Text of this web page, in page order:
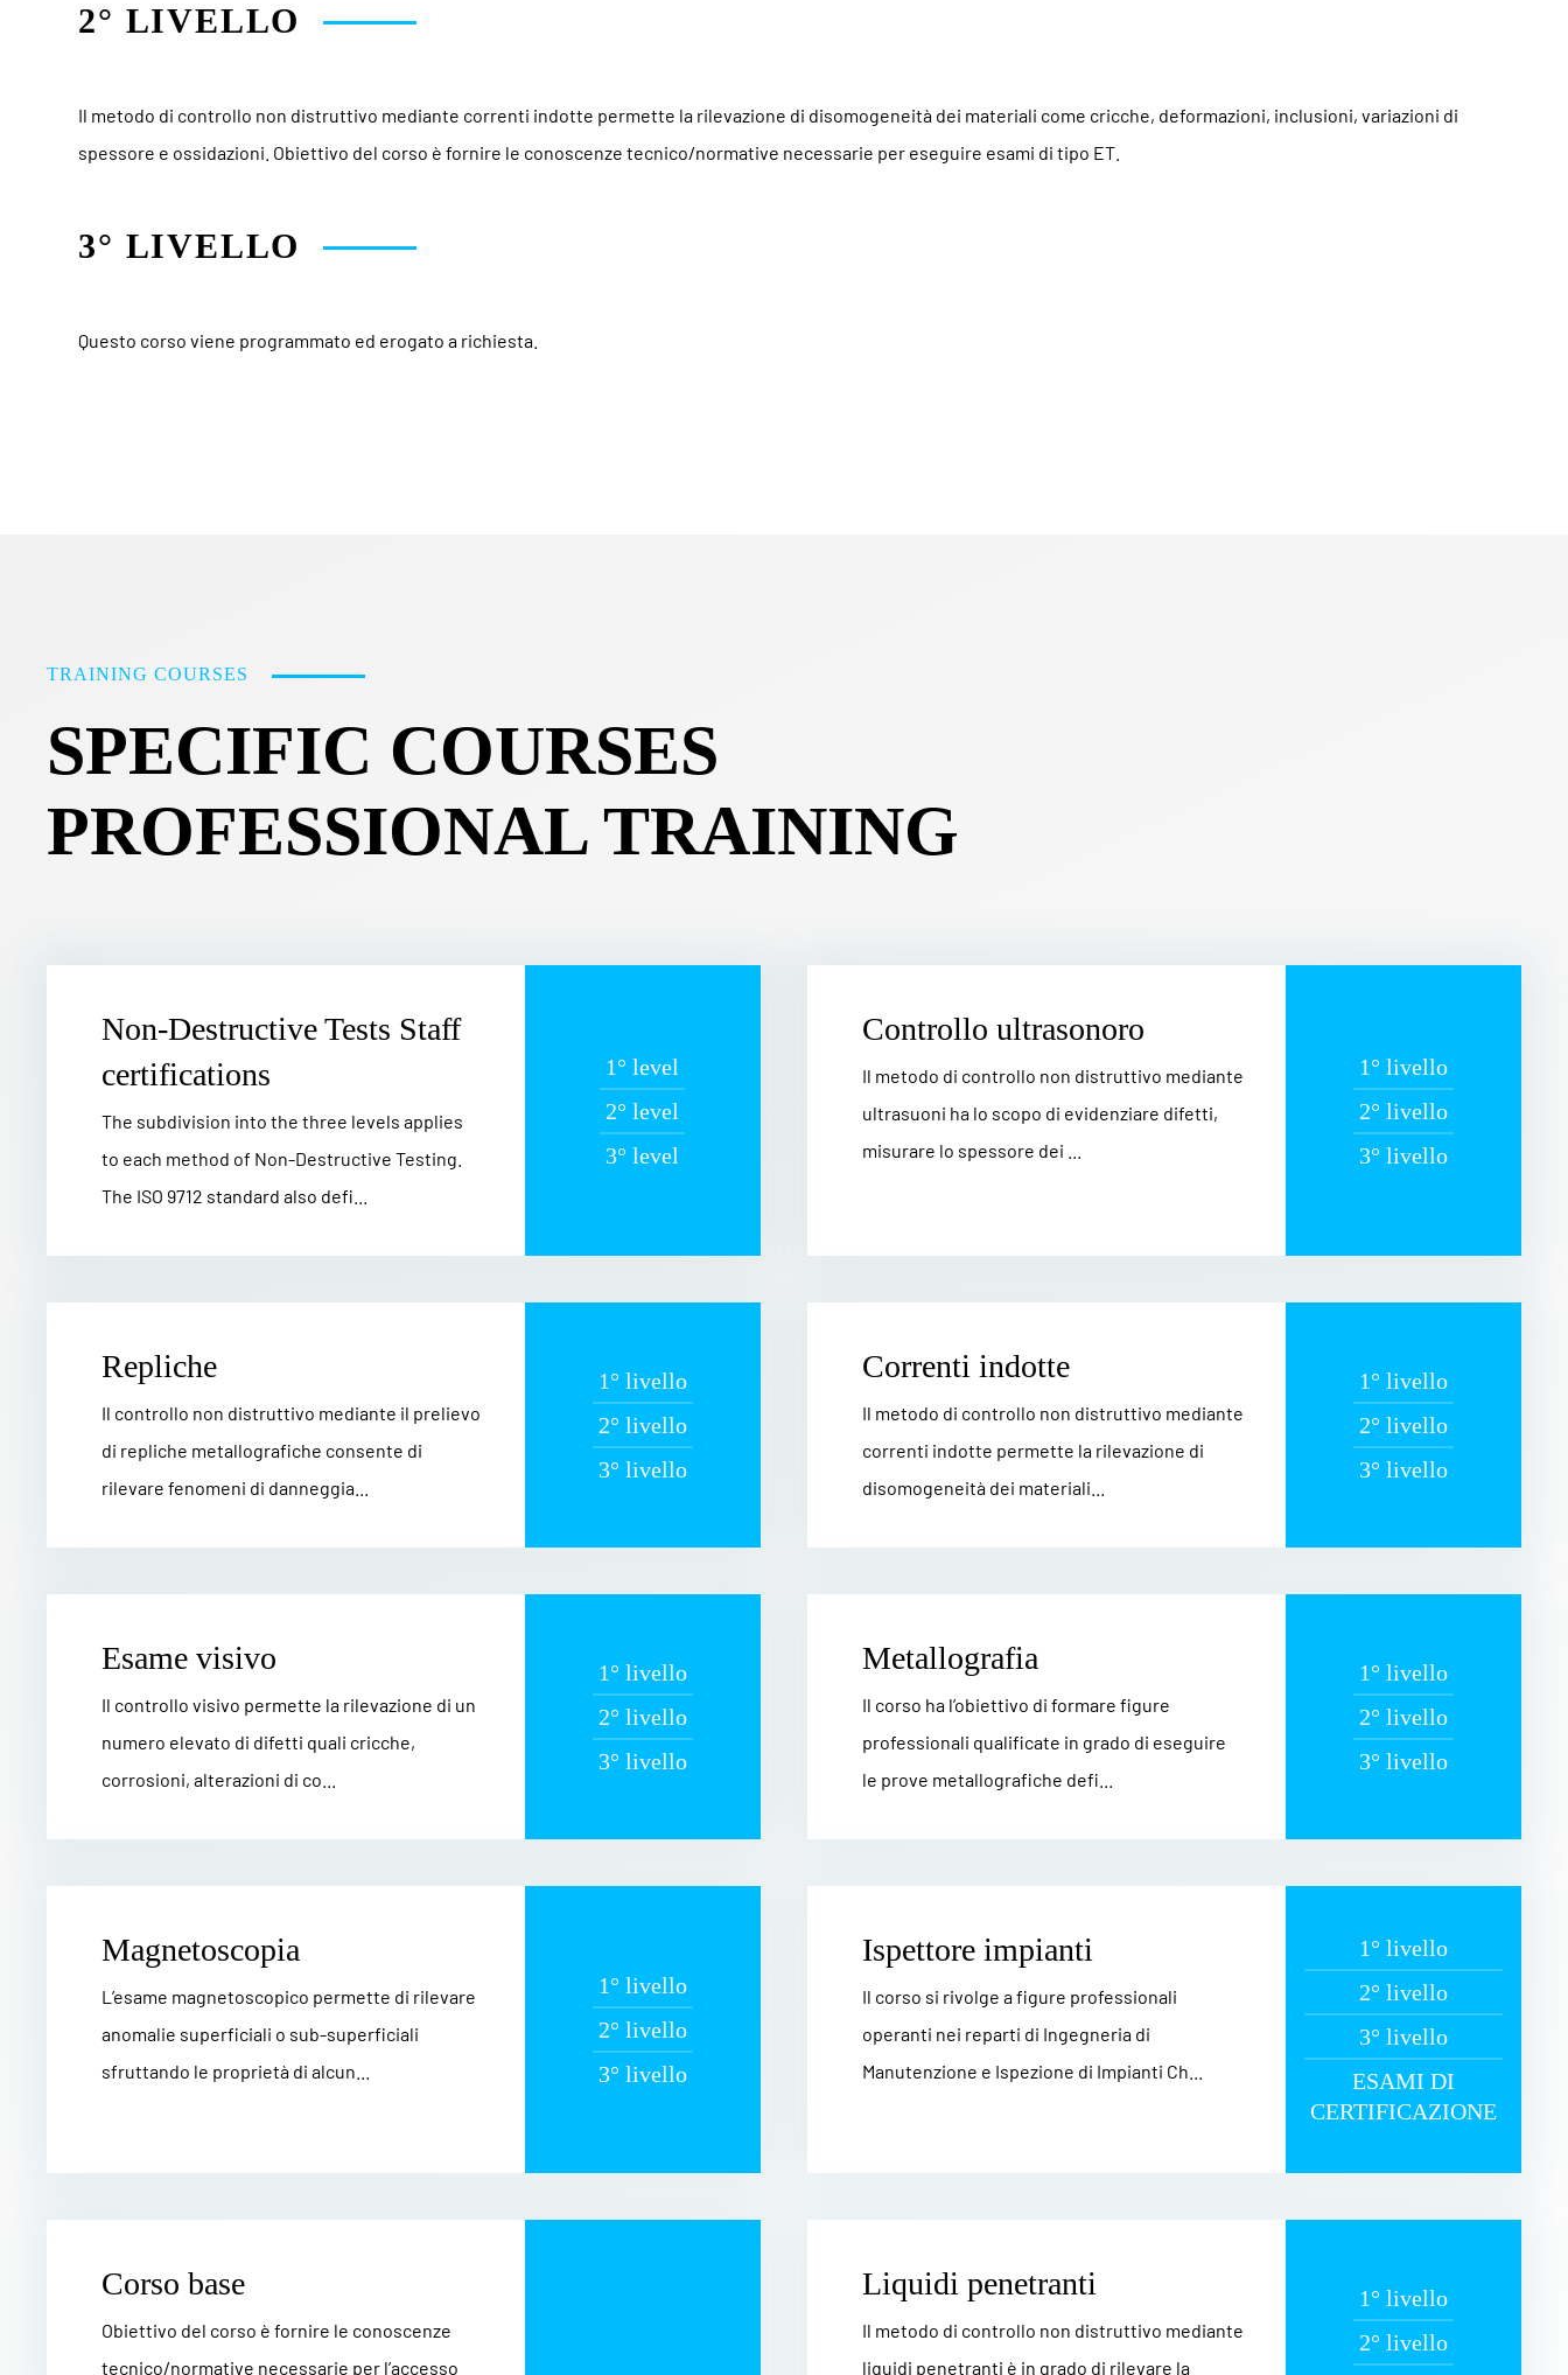
2° LIVELLO
Il metodo di controllo non distruttivo mediante correnti indotte permette la rilevazione di disomogeneità dei materiali come cricche, deformazioni, inclusioni, variazioni di
spessore e ossidazioni. Obiettivo del corso è fornire le conoscenze tecnico/normative necessarie per eseguire esami di tipo ET.
3° LIVELLO
Questo corso viene programmato ed erogato a richiesta.
TRAINING COURSES
SPECIFIC COURSES
PROFESSIONAL TRAINING
Non-Destructive Tests Staff
certifications
The subdivision into the three levels applies
to each method of Non-Destructive Testing.
The ISO 9712 standard also defi...
1° level
2° level
3° level
Controllo ultrasonoro
Il metodo di controllo non distruttivo mediante
ultrasuoni ha lo scopo di evidenziare difetti,
misurare lo spessore dei ...
1° livello
2° livello
3° livello
Repliche
Il controllo non distruttivo mediante il prelievo
di repliche metallografiche consente di
rilevare fenomeni di danneggia...
1° livello
2° livello
3° livello
Correnti indotte
Il metodo di controllo non distruttivo mediante
correnti indotte permette la rilevazione di
disomogeneità dei materiali...
1° livello
2° livello
3° livello
Esame visivo
Il controllo visivo permette la rilevazione di un
numero elevato di difetti quali cricche,
corrosioni, alterazioni di co...
1° livello
2° livello
3° livello
Metallografia
Il corso ha l’obiettivo di formare figure
professionali qualificate in grado di eseguire
le prove metallografiche defi...
1° livello
2° livello
3° livello
Magnetoscopia
L’esame magnetoscopico permette di rilevare
anomalie superficiali o sub-superficiali
sfruttando le proprietà di alcun...
1° livello
2° livello
3° livello
Ispettore impianti
Il corso si rivolge a figure professionali
operanti nei reparti di Ingegneria di
Manutenzione e Ispezione di Impianti Ch...
1° livello
2° livello
3° livello
ESAMI DI
CERTIFICAZIONE
Corso base
Obiettivo del corso è fornire le conoscenze
tecnico/normative necessarie per l’accesso
Liquidi penetranti
Il metodo di controllo non distruttivo mediante
liquidi penetranti è in grado di rilevare la
1° livello
2° livello